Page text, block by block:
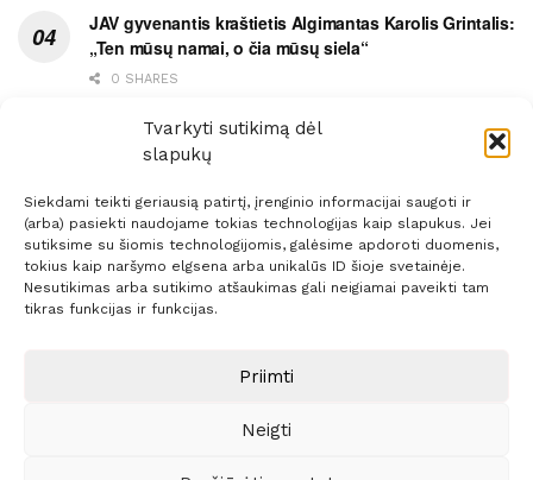
Tvarkyti sutikimą dėl
slapukų
Siekdami teikti geriausią patirtį, įrenginio informacijai saugoti ir
(arba) pasiekti naudojame tokias technologijas kaip slapukus. Jei
sutiksime su šiomis technologijomis, galėsime apdoroti duomenis,
tokius kaip naršymo elgsena arba unikalūs ID šioje svetainėje.
Nesutikimas arba sutikimo atšaukimas gali neigiamai paveikti tam
tikras funkcijas ir funkcijas.
Priimti
Neigti
JAV gyvenantis kraštietis Algimantas Karolis Grintalis:
„Ten mūsų namai, o čia mūsų siela“
0 SHARES
Ypatingas dviejų medikių likimo ryšys
0 SHARES
Prenumerata Reklama
Sprendimas:ITBrolis